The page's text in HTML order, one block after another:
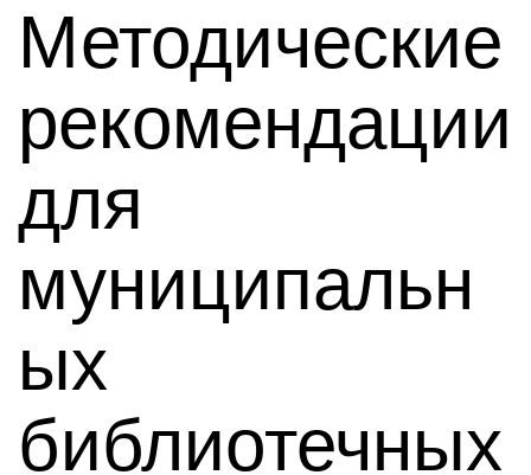
Методические
рекомендации
для
муниципальн
ых
библиотечных